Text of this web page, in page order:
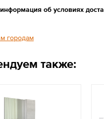
об условиях
городам
также: